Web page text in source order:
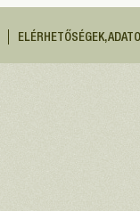
ELÉRHETŐSÉGEK,